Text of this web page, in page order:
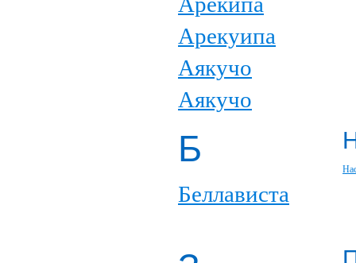
Арекуипа
Аякучо
Аякучо
Б
Беллависта